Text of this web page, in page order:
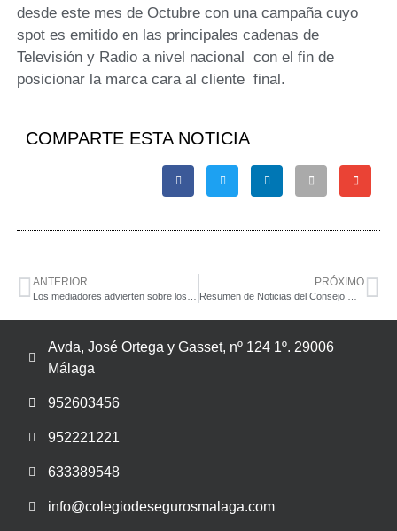
desde este mes de Octubre con una campaña cuyo
spot es emitido en las principales cadenas de
Televisión y Radio a nivel nacional con el fin de
posicionar la marca cara al cliente final.
COMPARTE ESTA NOTICIA
ANTERIOR PRÓXIMO
Avda, José Ortega y Gasset, nº 124 1º. 29006
Málaga
952603456
952221221
633389548
info@colegiodesegurosmalaga.com